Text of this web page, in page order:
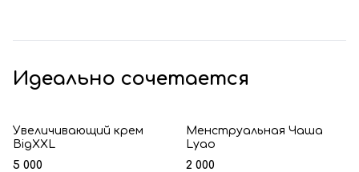
Идеально сочетается
Увеличивающий крем
BigXXL
5 000
Менструальная Чаша
Lyao
2 000